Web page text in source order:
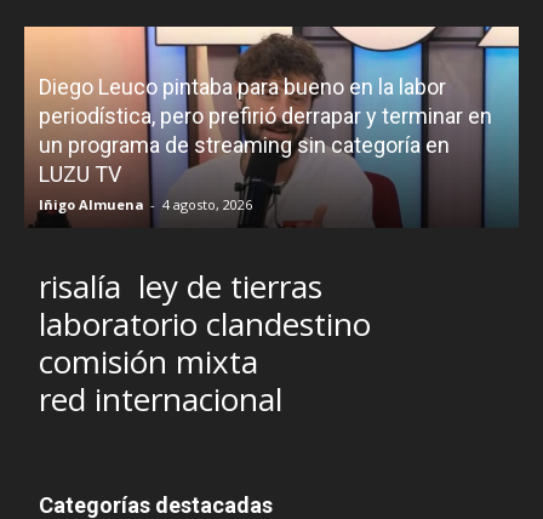
Diego Leuco pintaba para bueno en la labor
periodística, pero prefirió derrapar y terminar en
un programa de streaming sin categoría en
LUZU TV
Iñigo Almuena - 4 agosto, 2026
risalía ley de tierras
laboratorio clandestino
comisión mixta
red internacional
Categorías destacadas